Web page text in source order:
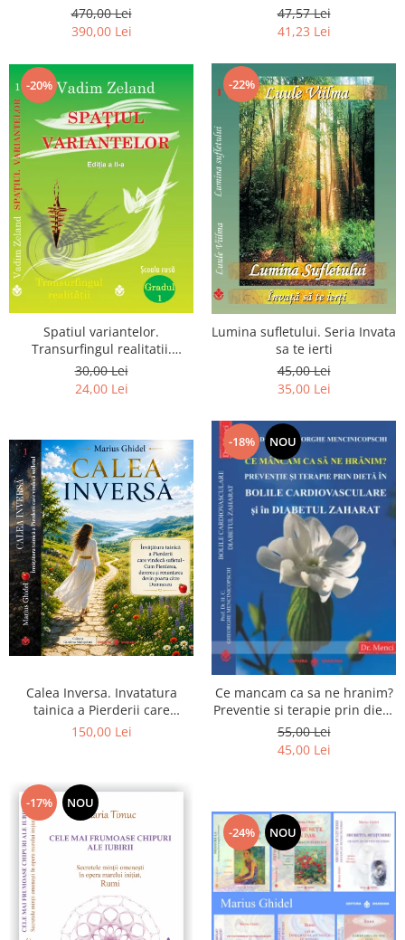
Luceafarului de Dimineata -
Gratuit)
470,00 Lei
390,00 Lei
chiar dragostea ta. Editia a 2-
a
47,57 Lei
41,23 Lei
-20%
Spatiul variantelor.
Transurfingul realitatii.
Gradul 1. Cum sa ne
dezvoltam intuitia si sa ne
30,00 Lei
24,00 Lei
-22%
Lumina sufletului. Seria Invata
sa te ierti
45,00 Lei
35,00 Lei
Calea Inversa. Invatatura
tainica a Pierderii care
vindeca sufletul - Cum
150,00 Lei
-18% NOU
Ce mancam ca sa ne hranim?
Preventie si terapie prin dieta
in bolile cardiovasculare si in
diabetul zaharat
55,00 Lei
45,00 Lei
-17% NOU
-24% NOU